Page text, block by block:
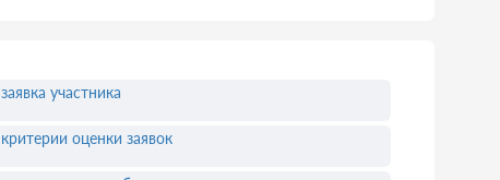
заявка участника
критерии оценки заявок